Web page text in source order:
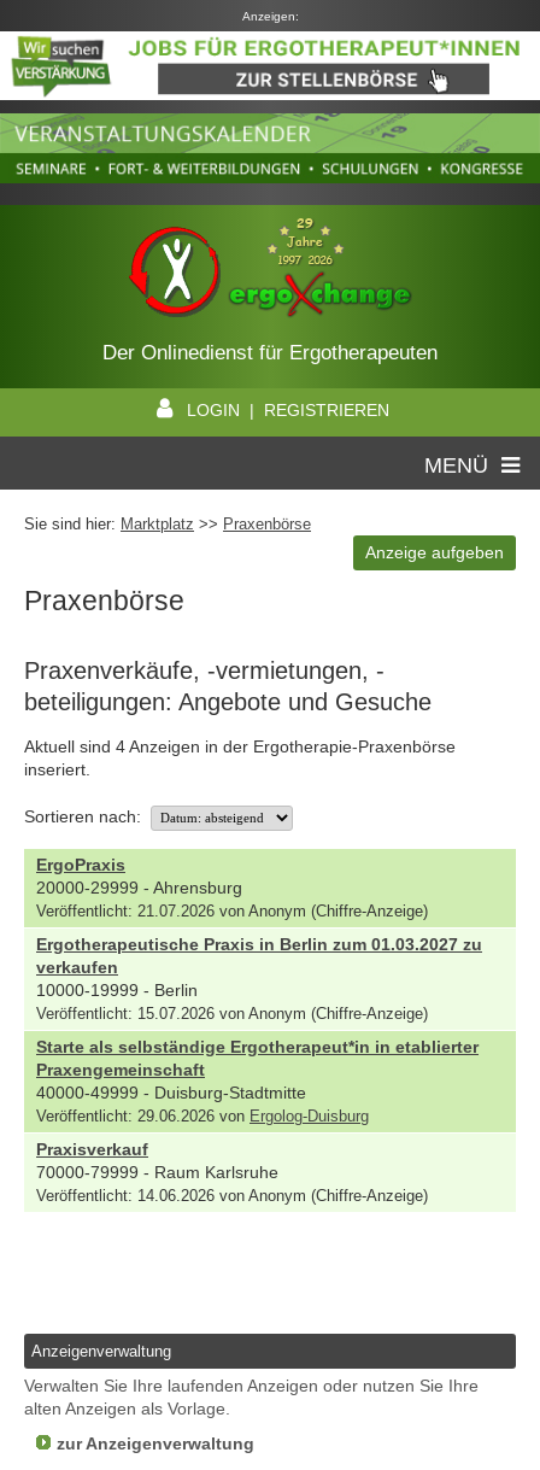
Anzeigen:
Der Onlinedienst für Ergotherapeuten
LOGIN | REGISTRIEREN
MENÜ
Sie sind hier: Marktplatz >> Praxenbörse
Anzeige aufgeben
Praxenbörse
Praxenverkäufe, -vermietungen, -
beteiligungen: Angebote und Gesuche
Aktuell sind 4 Anzeigen in der Ergotherapie-Praxenbörse
inseriert.
Sortieren nach:
ErgoPraxis
20000-29999 - Ahrensburg
Veröffentlicht: 21.07.2026 von Anonym (Chiffre-Anzeige)
Ergotherapeutische Praxis in Berlin zum 01.03.2027 zu
verkaufen
10000-19999 - Berlin
Veröffentlicht: 15.07.2026 von Anonym (Chiffre-Anzeige)
Starte als selbständige Ergotherapeut*in in etablierter
Praxengemeinschaft
40000-49999 - Duisburg-Stadtmitte
Veröffentlicht: 29.06.2026 von Ergolog-Duisburg
Praxisverkauf
70000-79999 - Raum Karlsruhe
Veröffentlicht: 14.06.2026 von Anonym (Chiffre-Anzeige)
Anzeigenverwaltung
Verwalten Sie Ihre laufenden Anzeigen oder nutzen Sie Ihre
alten Anzeigen als Vorlage.
zur Anzeigenverwaltung